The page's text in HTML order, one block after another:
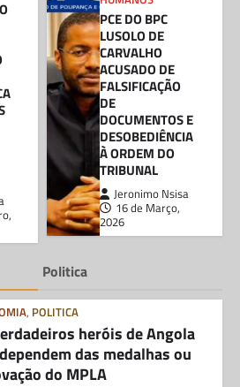
PCE DO BPC
LUSOLO DE
CARVALHO
ACUSADO DE
FALSIFICAÇÃO
DE
DOCUMENTOS E
DESOBEDIÊNCIA
À ORDEM DO
TRIBUNAL
Jeronimo Nsisa
16 de Março,
2026
Politica
, POLITICA
heróis de Angola
das medalhas ou
do MPLA